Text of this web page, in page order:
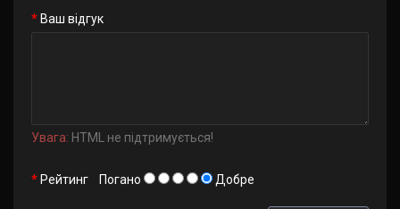
Ваш відгук
Увага: HTML не підтримується!
Рейтинг Погано Добре